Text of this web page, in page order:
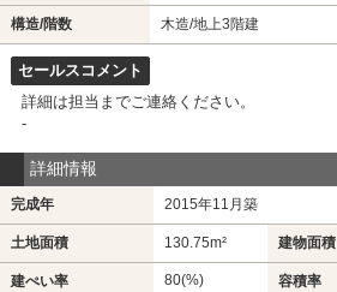
構造/階数 木造/地上3階建
セールスコメント
詳細は担当までご連絡ください。
-
詳細情報
完成年 2015年11月築
土地面積 130.75m² 建物面積
建ぺい率 80(%) 容積率